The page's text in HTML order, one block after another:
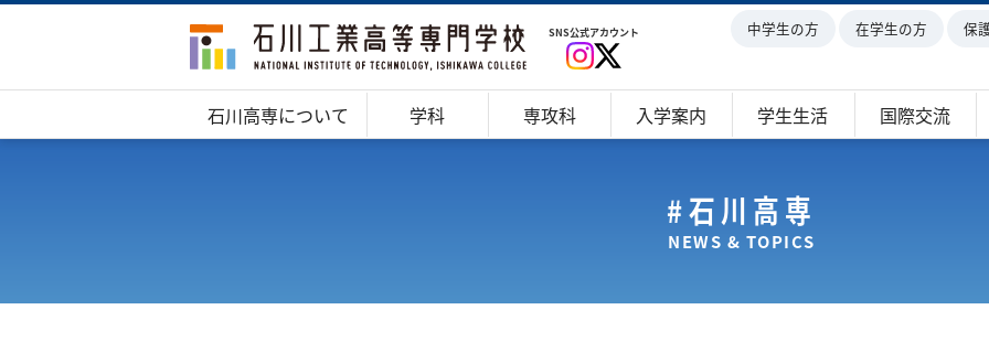
SNS公式アカウント
石川高専について 学科 専攻科 入学案内 学生生活 国際交流
中学生の方 在学生の方 保
#石川高専
NEWS & TOPICS